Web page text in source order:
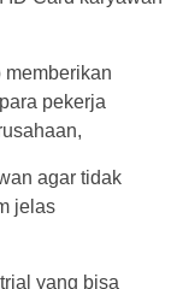
pekerja
agar tidak
jelas
yang bisa